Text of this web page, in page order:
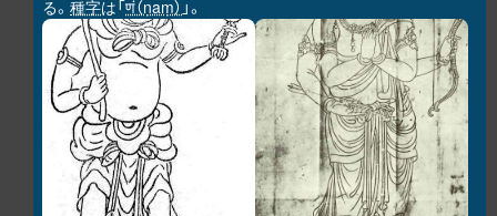
る。 種字は「णं（ṇaṃ） 」。